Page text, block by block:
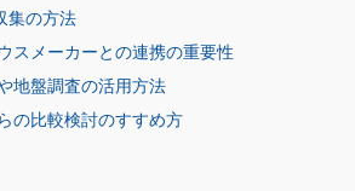
集の方法
スメーカーとの連携の重要性
地盤調査の活用方法
の比較検討のすすめ方